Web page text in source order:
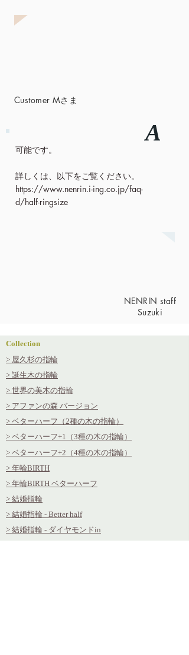
Customer Mさま
可能です。
詳しくは、以下をご覧ください。
https://www.nenrin.i-ing.co.jp/faq-
d/half-ringsize
A
NENRIN staff
Suzuki
Collection
> 屋久杉の指輪
> 誕生木の指輪
> 世界の美木の指輪
> アファンの森 バージョン
> ベターハーフ（2種の木の指輪）
> ベターハーフ+1（3種の木の指輪）
> ベターハーフ+2（4種の木の指輪）
> 年輪BIRTH
> 年輪BIRTH ベターハーフ
> 結婚指輪
> 結婚指輪 - Better half
> 結婚指輪 - ダイヤモンドin